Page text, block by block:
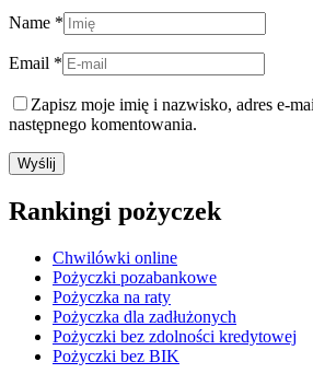
Name *
Email *
Zapisz moje imię i nazwisko, adres e-
następnego komentowania.
Rankingi pożyczek
Chwilówki online
Pożyczki pozabankowe
Pożyczka na raty
Pożyczka dla zadłużonych
Pożyczki bez zdolności kredytowej
Pożyczki bez BIK